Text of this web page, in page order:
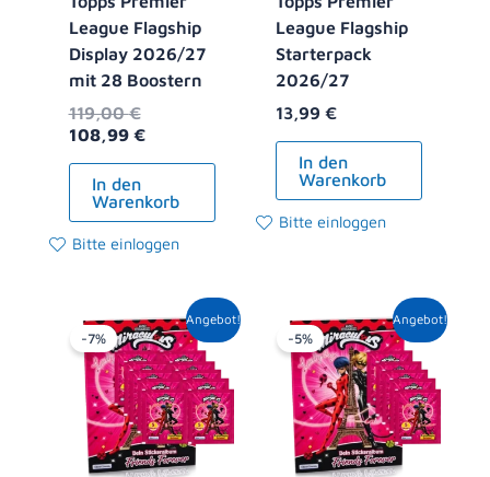
League Flagship
Display 2026/27
mit 28 Boostern
119,00€
108,99 €
In den
Warenkorb
Bitte einloggen
League Flagship
Starterpack
2026/27
13,99 €
In den
Warenkorb
Bitte einloggen
Angebot!
-7%
Ursprünglicher
Preis
war:
13,90 €
Aktueller
Preis
ist:
12,99 €.
Angebot!
-5%
Ursprünglicher
Preis
war:
8,90 €
Aktueller
Preis
ist:
8,49 €.